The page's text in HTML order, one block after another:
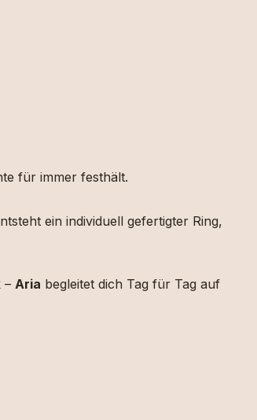
für immer festhält.
ein individuell gefertigter Ring,
– Aria begleitet dich Tag für Tag auf